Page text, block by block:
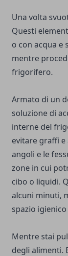
Una volta
Questi
o con acqua e
mentre
frigorifero.
Armato di un
soluzione di
interne del
evitare graffi
angoli e le
zone in cui
cibo o liquidi.
alcuni minuti,
spazio
Mentre stai
degli alimenti.